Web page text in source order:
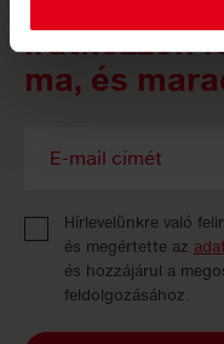
Iratkozzon
ma, és
Hírlevelünkre való
és megértette az
és hozzájárul a
feldolgozásához.